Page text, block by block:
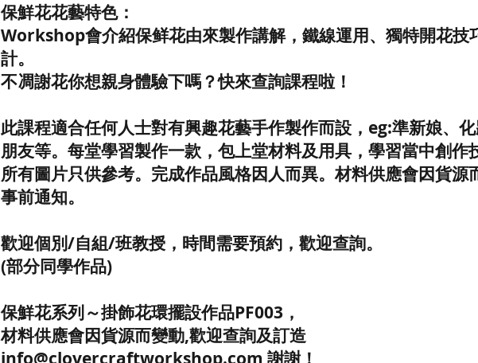
保鮮花花藝特色：
Workshop會介紹保鲜花由來製作講解，鐵線運用、獨特開花技
計。
不凋謝花你想親身體驗下嗎？快來查詢課程啦！
此課程適合任何人士對有興趣花藝手作製作而設，eg:準新娘、
朋友等。每堂學習製作一款，包上堂材料及用具，學習當中創作
所有圖片只供參考。完成作品風格因人而異。材料供應會因貨源
事前通知。
歡迎個別/自組/班教授，時間需要預約，歡迎查詢。
(部分同學作品)
保鮮花系列～掛飾花環擺設作品PF003，
材料供應會因貨源而變動,歡迎查詢及訂造